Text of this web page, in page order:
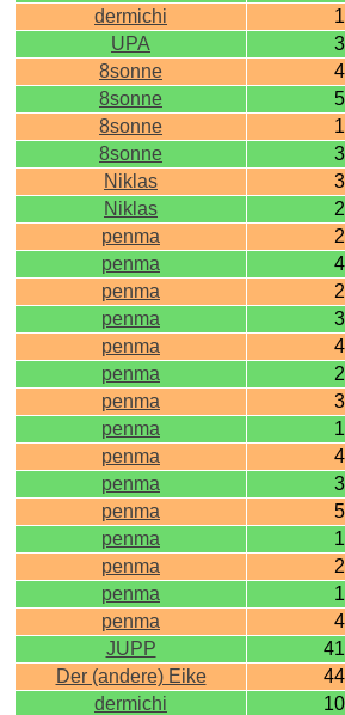
dermichi
1
UPA
3
8sonne
4
8sonne
5
8sonne
1
8sonne
3
Niklas
3
Niklas
2
penma
2
penma
4
penma
2
penma
3
penma
4
penma
2
penma
3
penma
1
penma
4
penma
3
penma
5
penma
1
penma
2
penma
1
penma
4
JUPP
41
Der (andere) Eike
44
dermichi
10